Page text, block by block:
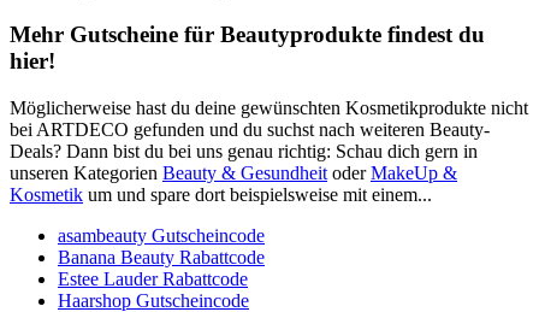
Mehr Gutscheine für Beautyprodukte findest du
hier!
Möglicherweise hast du deine gewünschten Kosmetikprodukte nicht
bei ARTDECO gefunden und du suchst nach weiteren Beauty-
Deals? Dann bist du bei uns genau richtig: Schau dich gern in
unseren Kategorien Beauty & Gesundheit oderMakeUp &
Kosmetik um und spare dort beispielsweise mit einem...
asambeauty Gutscheincode
Banana Beauty Rabattcode
Estee Lauder Rabattcode
Haarshop Gutscheincode